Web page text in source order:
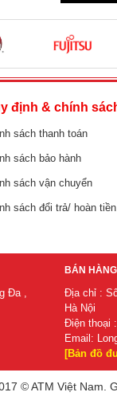
định & chính
sách thanh toán
sách bảo hành
sách vận chuyển
sách đổi trả/ hoàn tiền
Đa ,
BÁN
Địa chỉ :
Hà Nội
Điện thoại
Email:
[Bản đồ
© ATM Việt Nam.